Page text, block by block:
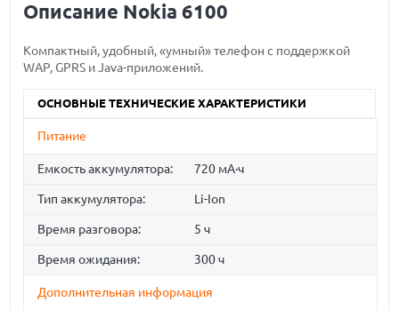
Описание Nokia 6100
Компактный, удобный, «умный» телефон с поддержкой
WAP, GPRS и Java-приложений.
ОСНОВНЫЕ ТЕХНИЧЕСКИЕ ХАРАКТЕРИСТИКИ
Питание
Емкость аккумулятора: 720 мА·ч
Тип аккумулятора: Li-Ion
Время разговора: 5 ч
Время ожидания: 300 ч
Дополнительная информация